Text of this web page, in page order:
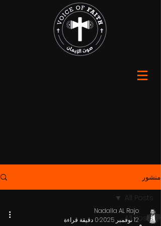
منشور
All Posts
All Posts
Nadalla AL Rajo
12 نوفمبر 2025
0 دقيقة قراءة